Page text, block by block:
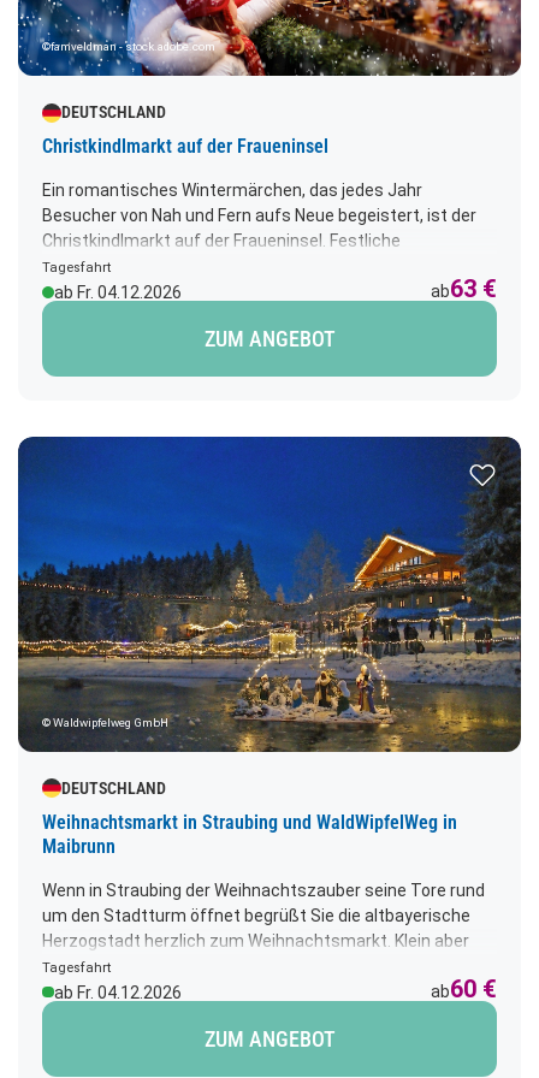
©famveldman - stock.adobe.com
DEUTSCHLAND
Christkindlmarkt auf der Fraueninsel
Ein romantisches Wintermärchen, das jedes Jahr
Besucher von Nah und Fern aufs Neue begeistert, ist der
Christkindlmarkt auf der Fraueninsel. Festliche
Beleuchtung, feinstes Kunsthandwerk, außergewöhnliche
Geschenkideen und duftende Köstlichkeiten umrahmen
den einzigartigen Inselchristkindlmarkt im Bayerischen
Meer, zu dem an den ersten beiden Adventswochenenden
über 90 Aussteller einladen. Rückfahrt 18.00 Uhr. Abfahrt:
Tagesfahrt
ab Fr. 04.12.2026 ab63 €
ZUM ANGEBOT
Zur
© Waldwipfelweg GmbH
DEUTSCHLAND
Weihnachtsmarkt in Straubing und WaldWipfelWeg in
Maibrunn
Wenn in Straubing der Weihnachtszauber seine Tore rund
um den Stadtturm öffnet begrüßt Sie die altbayerische
Herzogstadt herzlich zum Weihnachtsmarkt. Klein aber
fein bieten über 30 Aussteller handwerkliche
Kostbarkeiten, himmlische Geschenkideen und
weihnachtliche Schätze an. Anschl. geht die Fahrt nach St.
Englmar. Dort verwandelt sich der Waldwipfelweg in
Maibrunn in ein Meer aus glitzernden Lichtern.
Tagesfahrt
ab Fr. 04.12.2026 ab60 €
ZUM ANGEBOT